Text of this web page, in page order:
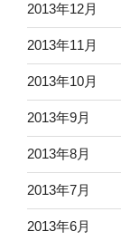
2013年12月
2013年11月
2013年10月
2013年9月
2013年8月
2013年7月
2013年6月